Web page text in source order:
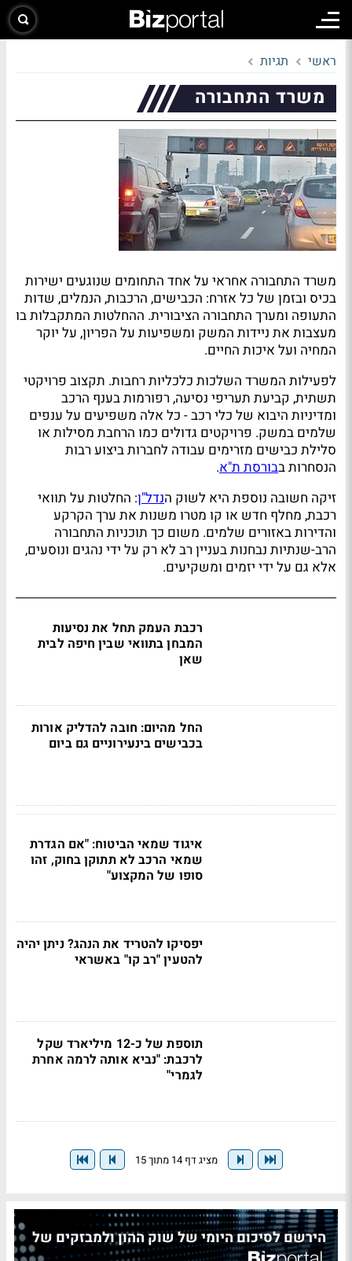
ראשי תגיות
משרד התחבורה
משרד התחבורה אחראי על אחד התחומים שנוגעים ישירות
בכיס ובזמן של כל אזרח: הכבישים, הרכבות, הנמלים, שדות
התעופה ומערך התחבורה הציבורית. ההחלטות המתקבלות בו
מעצבות את ניידות המשק ומשפיעות על הפריון, על יוקר
המחיה ועל איכות החיים.
לפעילות המשרד השלכות כלכליות רחבות. תקצוב פרויקטי
תשתית, קביעת תעריפי נסיעה, רפורמות בענף הרכב
ומדיניות היבוא של כלי רכב - כל אלה משפיעים על ענפים
שלמים במשק. פרויקטים גדולים כמו הרחבת מסילות או
סלילת כבישים מזרימים עבודה לחברות ביצוע רבות
הנסחרות בבורסת ת"א.
זיקה חשובה נוספת היא לשוק הנדל"ן: החלטות על תוואי
רכבת, מחלף חדש או קו מטרו משנות את ערך הקרקע
והדירות באזורים שלמים. משום כך תוכניות התחבורה
הרב-שנתיות נבחנות בעניין רב לא רק על ידי נהגים ונוסעים,
אלא גם על ידי יזמים ומשקיעים.
רכבת העמק תחל את נסיעות
המבחן בתוואי שבין חיפה לבית
שאן
החל מהיום: חובה להדליק אורות
בכבישים בינעירוניים גם ביום
איגוד שמאי הביטוח: "אם הגדרת
שמאי הרכב לא תתוקן בחוק, זהו
סופו של המקצוע"
יפסיקו להטריד את הנהג? ניתן יהיה
להטעין "רב קו" באשראי
תוספת של כ-12 מיליארד שקל
לרכבת: "נביא אותה לרמה אחרת
לגמרי"
מציג דף 14 מתוך 15
הירשם לסיכום היומי של שוק ההון ולמבזקים של